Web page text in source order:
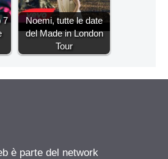
7
Noemi, tutte le date
del Made in London
Tour
è parte del network